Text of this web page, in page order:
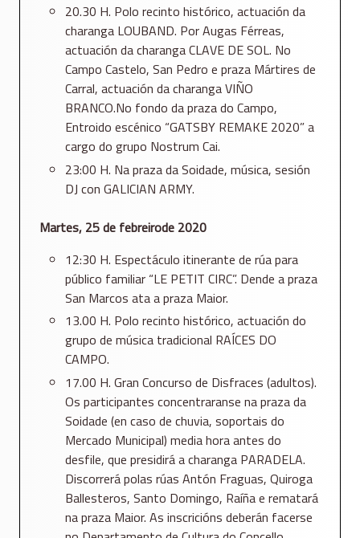
20.30 H. Polo recinto histórico, actuación da
charanga LOUBAND. Por Augas Férreas,
actuación da charanga CLAVE DE SOL. No
Campo Castelo, San Pedro e praza Mártires de
Carral, actuación da charanga VIÑO
BRANCO.No fondo da praza do Campo,
Entroido escénico “GATSBY REMAKE 2020” a
cargo do grupo Nostrum Cai.
23:00 H. Na praza da Soidade, música, sesión
DJ con GALICIAN ARMY.
Martes, 25 de febreirode 2020
12:30 H. Espectáculo itinerante de rúa para
público familiar “LE PETIT CIRC”. Dende a praza
San Marcos ata a praza Maior.
13.00 H. Polo recinto histórico, actuación do
grupo de música tradicional RAÍCES DO
CAMPO.
17.00 H. Gran Concurso de Disfraces (adultos).
Os participantes concentraranse na praza da
Soidade (en caso de chuvia, soportais do
Mercado Municipal) media hora antes do
desfile, que presidirá a charanga PARADELA.
Discorrerá polas rúas Antón Fraguas, Quiroga
Ballesteros, Santo Domingo, Raíña e rematará
na praza Maior. As inscricións deberán facerse